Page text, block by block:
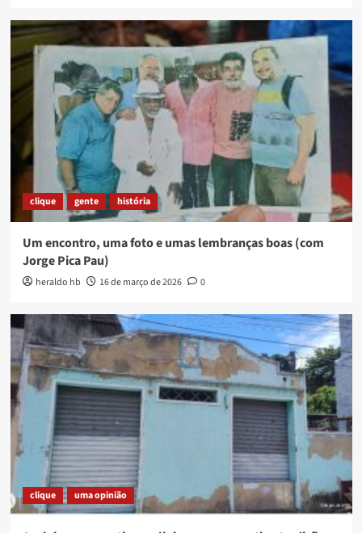
clique gente história
Um encontro, uma foto e umas lembranças boas (com
Jorge Pica Pau)
heraldo hb 16 de março de 2026 0
clique uma opinião